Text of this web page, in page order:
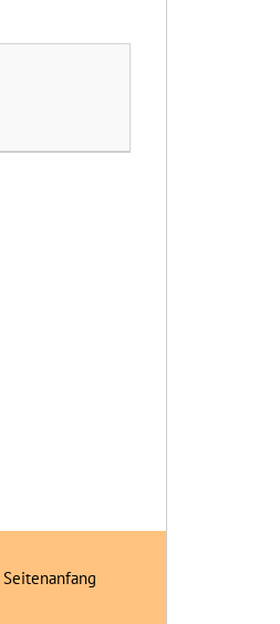
Seitenanfang